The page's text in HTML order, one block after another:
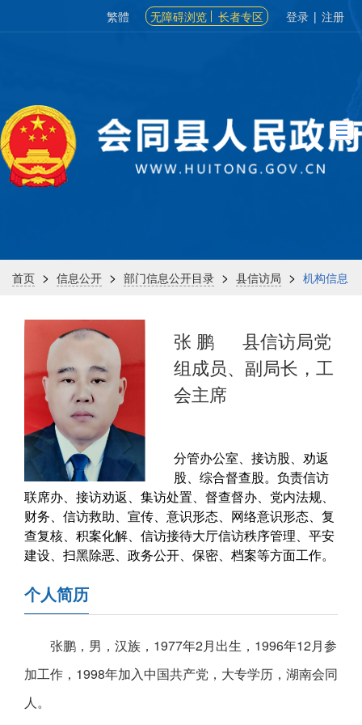
繁體 无障碍浏览 长者专区 登录 | 注册
首页 > 信息公开 > 部门信息公开目录 > 县信访局 > 机构信息
张 鹏
县信访局党
组成员、副局长，工
会主席
分管办公室、接访股、劝返
股、综合督查股。负责信访
联席办、接访劝返、集访处置、督查督办、党内法规、
财务、信访救助、宣传、意识形态、网络意识形态、复
查复核、积案化解、信访接待大厅信访秩序管理、平安
建设、扫黑除恶、政务公开、保密、档案等方面工作。
个人简历
张鹏，男，汉族，1977年2月出生，1996年12月参
加工作，1998年加入中国共产党，大专学历，湖南会同
人。